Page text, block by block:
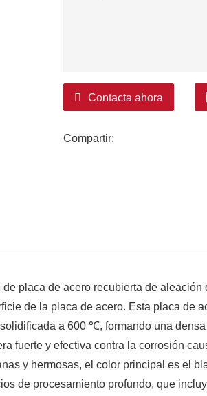
Contacta ahora
Compartir:
placa de acero recubierta de aleación
de la placa de acero. Esta placa de
a 600 ℃, formando una
fuerte y efectiva contra la corrosión
y hermosas, el color principal es el
de procesamiento profundo, que